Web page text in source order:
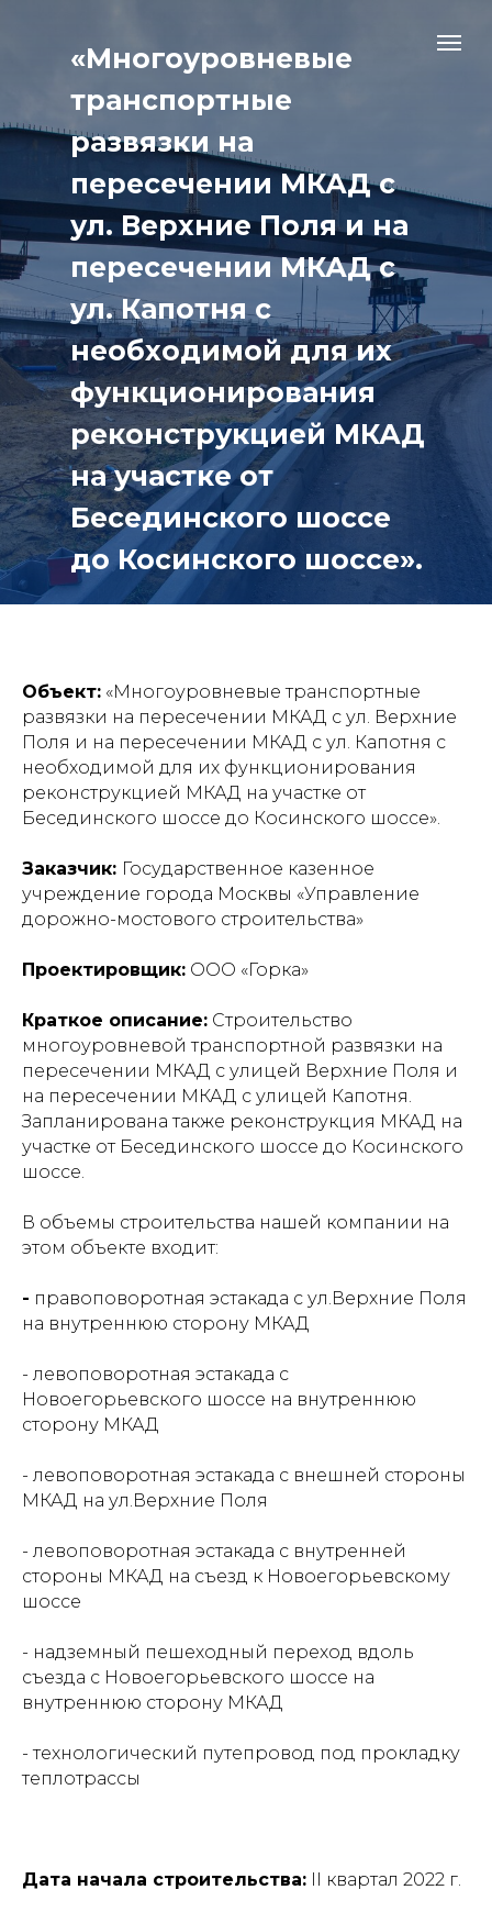
«Многоуровневые
транспортные
развязки на
пересечении МКАД с
ул. Верхние Поля и на
пересечении МКАД с
ул. Капотня с
необходимой для их
функционирования
реконструкцией МКАД
на участке от
Бесединского шоссе
до Косинского шоссе».
Объект: «Многоуровневые транспортные
развязки на пересечении МКАД с ул. Верхние
Поля и на пересечении МКАД с ул. Капотня с
необходимой для их функционирования
реконструкцией МКАД на участке от
Бесединского шоссе до Косинского шоссе».
Заказчик: Государственное казенное
учреждение города Москвы «Управление
дорожно-мостового строительства»
Проектировщик: ООО «Горка»
Краткое описание: Cтроительство
многоуровневой транспортной развязки на
пересечении МКАД с улицей Верхние Поля и
на пересечении МКАД с улицей Капотня.
Запланирована также реконструкция МКАД на
участке от Бесединского шоссе до Косинского
шоссе.
В объемы строительства нашей компании на
этом объекте входит:
- правоповоротная эстакада с ул.Верхние Поля
на внутреннюю сторону МКАД
- левоповоротная эстакада с
Новоегорьевского шоссе на внутреннюю
сторону МКАД
- левоповоротная эстакада с внешней стороны
МКАД на ул.Верхние Поля
- левоповоротная эстакада с внутренней
стороны МКАД на съезд к Новоегорьевскому
шоссе
- надземный пешеходный переход вдоль
съезда с Новоегорьевского шоссе на
внутреннюю сторону МКАД
- технологический путепровод под прокладку
теплотрассы
Дата начала строительства: II квартал 2022 г.